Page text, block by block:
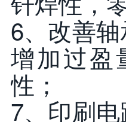
6、改善
增加过盈
性；
7、印刷